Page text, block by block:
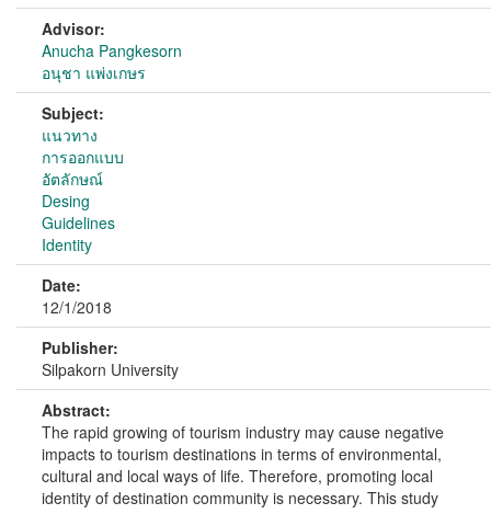
Advisor:
Anucha Pangkesorn
อนุชา แพ่งเกษร
Subject:
แนวทาง
การออกแบบ
อัตลักษณ์
Desing
Guidelines
Identity
Date:
12/1/2018
Publisher:
Silpakorn University
Abstract:
The rapid growing of tourism industry may cause negative
impacts to tourism destinations in terms of environmental,
cultural and local ways of life. Therefore, promoting local
identity of destination community is necessary. This study